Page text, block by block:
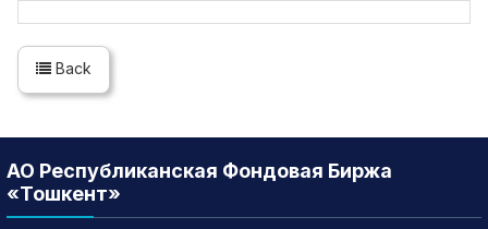
Back
АО Республиканская Фондовая Биржа
«Тошкент»